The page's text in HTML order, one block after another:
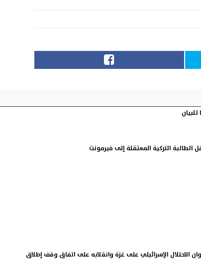
الطالبة التركية المعتقلة إلى فيرمونت
الاحتلال الإسرائيلي على غزة وانقلابه على اتفاق وقف إطلاق